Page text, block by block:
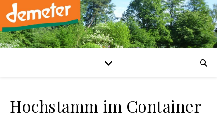
Hochstamm im Container